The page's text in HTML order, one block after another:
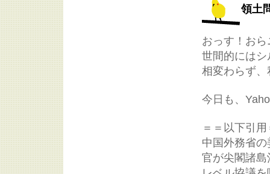
領土
おっす！お
世間的には
相変わらず
今日も、
＝＝以下引
中国外務省
官が尖閣諸